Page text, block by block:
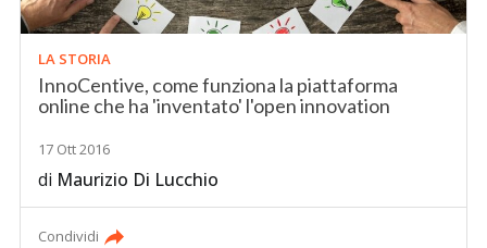
LA STORIA
InnoCentive, come funziona la piattaforma
online che ha 'inventato' l'open innovation
17 Ott 2016
di Maurizio Di Lucchio
Condividi